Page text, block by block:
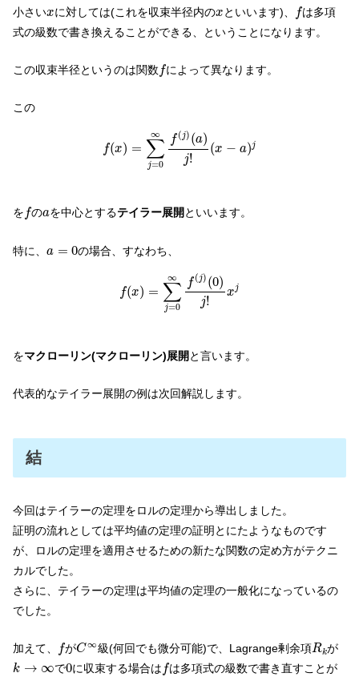
小さいx
xに対しては(これを収束半径内のx
xといいます)、 fは多項
式の級数で書き換えることができる、ということになります。
この収束半径というのは関数 fによって異なります。
この
f(x) =
∞
∑
j=0
f (j) (a)
j!
(x − a)j
=0 f(j) ( )
を fのa
aを中心とするテイラー展開 といいます。
特に、 a = 0
a の場合、すなわち、
f(x) =
∞
∑
j=0
f (j) (0)
j!
xj
(j)( 0 )
をマクローリン(マクローリン)展開 と言います。
代表的なテイラー展開の例は次回解説します。
結
今回はテイラーの定理をロルの定理から導出しました。
証明の流れとしては平均値の定理の証明とにたようなものです
が、ロルの定理を適用させるための新たな関数の定め方がテクニ
カルでした。
さらに、テイラーの定理は平均値の定理の一般化になっているの
でした。
加えて、 fがC∞
C∞級(何回でも微分可能)で、Lagrange剰余項Rk
Rk が
k → ∞
k →∞ で0
0に収束する場合は f
f は多項式の級数で書き直すことが